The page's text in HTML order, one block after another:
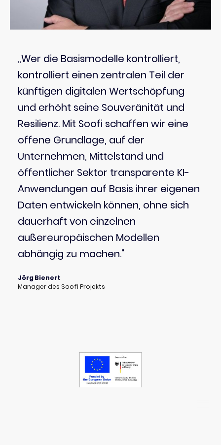
„Wer die Basismodelle kontrolliert,
kontrolliert einen zentralen Teil der
künftigen digitalen Wertschöpfung
und erhöht seine Souveränität und
Resilienz. Mit Soofi schaffen wir eine
offene Grundlage, auf der
Unternehmen, Mittelstand und
öffentlicher Sektor transparente KI-
Anwendungen auf Basis ihrer eigenen
Daten entwickeln können, ohne sich
dauerhaft von einzelnen
außereuropäischen Modellen
abhängig zu machen."
Jörg Bienert
Manager des Soofi Projekts